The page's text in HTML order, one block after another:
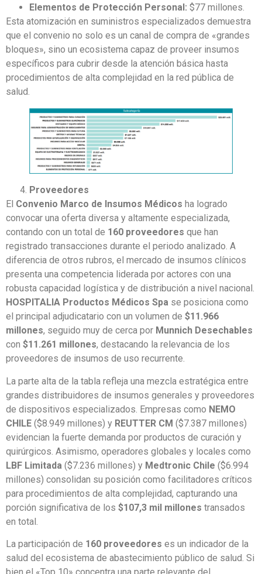
Elementos de Protección Personal: $77 millones.
Esta atomización en suministros especializados demuestra
que el convenio no solo es un canal de compra de «grandes
bloques», sino un ecosistema capaz de proveer insumos
específicos para cubrir desde la atención básica hasta
procedimientos de alta complejidad en la red pública de
salud.
Proveedores
El Convenio Marco de Insumos Médicos ha logrado
convocar una oferta diversa y altamente especializada,
contando con un total de 160 proveedores que han
registrado transacciones durante el periodo analizado. A
diferencia de otros rubros, el mercado de insumos clínicos
presenta una competencia liderada por actores con una
robusta capacidad logística y de distribución a nivel nacional.
HOSPITALIA Productos Médicos Spa se posiciona como
el principal adjudicatario con un volumen de $11.966
millones, seguido muy de cerca por Munnich Desechables
con $11.261 millones, destacando la relevancia de los
proveedores de insumos de uso recurrente.
La parte alta de la tabla refleja una mezcla estratégica entre
grandes distribuidores de insumos generales y proveedores
de dispositivos especializados. Empresas como NEMO
CHILE ($8.949 millones) y REUTTER CM ($7.387 millones)
evidencian la fuerte demanda por productos de curación y
quirúrgicos. Asimismo, operadores globales y locales como
LBF Limitada ($7.236 millones) y Medtronic Chile ($6.994
millones) consolidan su posición como facilitadores críticos
para procedimientos de alta complejidad, capturando una
porción significativa de los $107,3 mil millones transados
en total.
La participación de 160 proveedores es un indicador de la
salud del ecosistema de abastecimiento público de salud. Si